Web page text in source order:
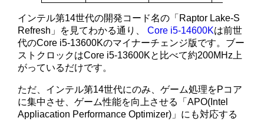
インテル第14世代の開発コード名の「Raptor Lake-S
Refresh」を見てわかる通り、
Core i5-14600Kは前世
代のCore i5-13600Kのマイナーチェンジ版です。ブー
ストクロックはCore i5-13600Kと比べて約200MHz上
がっているだけです。
ただ、インテル第14世代にのみ、ゲーム処理をPコア
に集中させ、ゲーム性能を向上させる「APO(Intel
Appliacation Performance Optimizer)」にも対応する